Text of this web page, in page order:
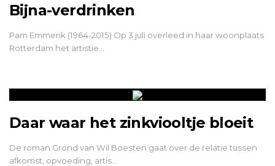
Bijna-verdrinken
Pam Emmerik (1964-2015) Op 3 juli overleed in haar woonplaats
Rotterdam het artistie…
Daar waar het zinkviooltje bloeit
De roman Grond van Wil Boesten gaat over de relatie tussen
afkomst, opvoeding, artis…